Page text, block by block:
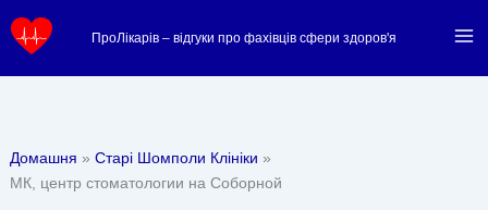
до
ПроЛікарів – відгуки про фахівців сфери здоров'я
Домашня
Старі Шомполи Клініки
МК, центр стоматологии на Соборной